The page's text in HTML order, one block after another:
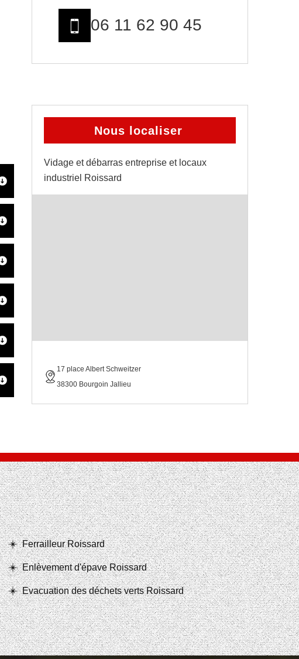
06 11 62 90 45
Nous localiser
Vidage et débarras entreprise et locaux
industriel Roissard
17 place Albert Schweitzer
38300 Bourgoin Jallieu
Ferrailleur Roissard
Enlèvement d'épave Roissard
Evacuation des déchets verts Roissard